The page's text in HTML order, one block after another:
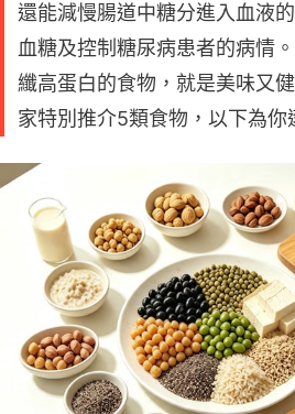
還能減慢腸道中糖分進入血液
血糖及控制糖尿病患者的病情
纖高蛋白的食物，就是美味又
家特別推介5類食物，以下為你